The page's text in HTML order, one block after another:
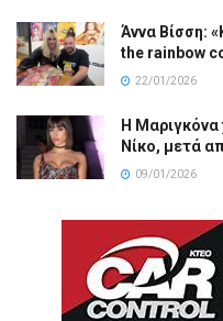
Άννα Βίσση:
the rainbow
22/01/2026
Η
Νίκο, μετά
09/01/2026